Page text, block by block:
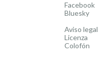
Facebook
Bluesky
Aviso legal
Licenza
Colofón